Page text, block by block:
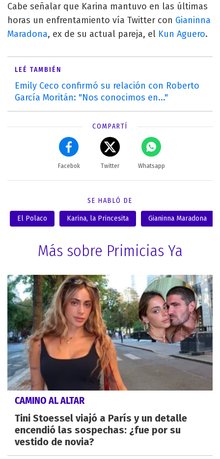
Cabe señalar que Karina mantuvo en las últimas
horas un enfrentamiento vía Twitter con Gianinna
Maradona, ex de su actual pareja, el Kun Aguero.
LEÉ TAMBIÉN
Emily Ceco confirmó su relación con Roberto
García Moritán: "Nos conocimos en..."
COMPARTÍ
Facebok Twitter Whatsapp
SE HABLÓ DE
El Polaco Karina, la Princesita Gianinna Maradona
Más sobre Primicias Ya
CAMINO AL ALTAR
Tini Stoessel viajó a París y un detalle
encendió las sospechas: ¿fue por su
vestido de novia?